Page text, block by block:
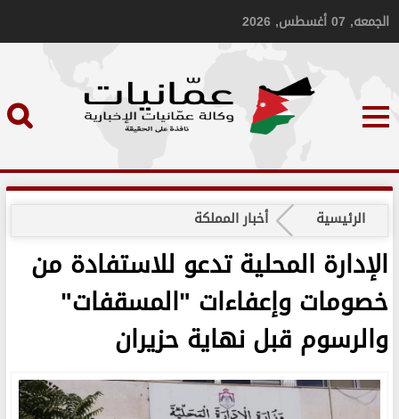
الجمعه, 07 أغسطس, 2026
الرئيسية أخبار المملكة
الإدارة المحلية تدعو للاستفادة من
خصومات وإعفاءات "المسقفات"
والرسوم قبل نهاية حزيران